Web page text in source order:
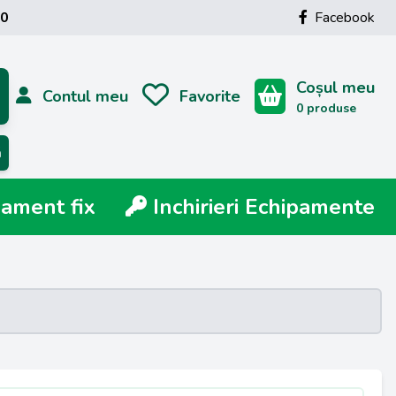
Facebook
Contul meu Favorite Coșul meu
0 produse
fix Inchirieri Echipamente